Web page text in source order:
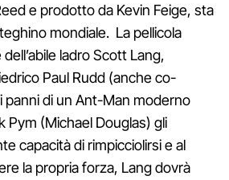
e prodotto da Kevin Feige, sta
mondiale. La pellicola
ladro Scott Lang,
Paul Rudd (anche co-
di un Ant-Man moderno
Pym (Michael Douglas) gli
capacità di rimpicciolirsi e al
la propria forza, Lang dovrà